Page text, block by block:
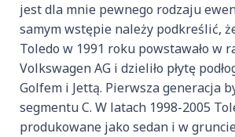
jest dla mnie pewnego rodzaju
samym wstępie należy podkreślić,
Toledo w 1991 roku powstawało w
Volkswagen AG i dzieliło płytę
Golfem i Jettą. Pierwsza generacja
segmentu C. W latach 1998-2005
produkowane jako sedan i w